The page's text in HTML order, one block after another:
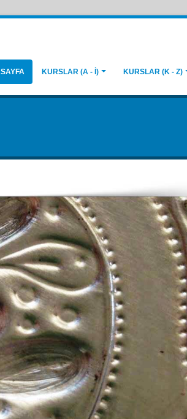
KURSLAR (A - İ) KURSLAR (K - Z)